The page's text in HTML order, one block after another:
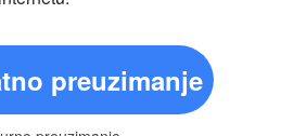
preuzimanje